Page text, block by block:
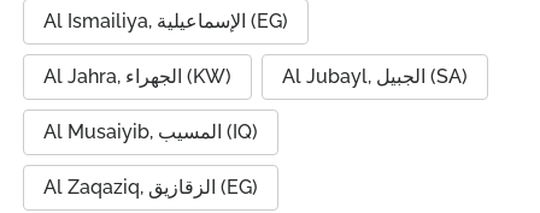
Al Ismailiya, الإسماعيلية (EG)
Al Jahra, الجهراء (KW) Al Jubayl, الجبيل (SA)
Al Musaiyib, المسيب (IQ)
Al Zaqaziq, الزقازيق (EG)